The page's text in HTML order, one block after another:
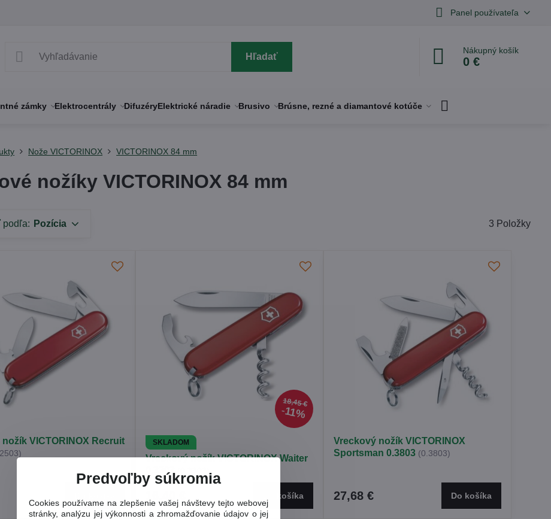
Panel používateľa
Hľadať
Nákupný košík
0 €
zámky Elektrocentrály DifuzéryElektrické náradie Brusivo Brúsne, rezné a diamantové kotúče
Nože VICTORINOX VICTORINOX 84 mm
nožíky VICTORINOX 84 mm
podľa: Pozícia 3 Položky
VICTORINOX Recruit
18,45 €
11%
SKLADOM
Vreckový nožík VICTORINOX Waiter
0.3303
Do košíka
Vreckový nožík VICTORINOX
Sportsman 0.3803 (0.3803)
27,68 € Do košíka
Predvoľby súkromia
Cookies používame na zlepšenie vašej návštevy tejto webovej
stránky, analýzu jej výkonnosti a zhromažďovanie údajov o jej